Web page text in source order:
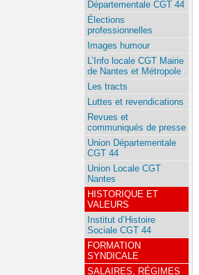
Départementale CGT 44
Élections
professionnelles
Images humour
L’Info locale CGT Mairie
de Nantes et Métropole
Les tracts
Luttes et revendications
Revues et
communiqués de presse
Union Départementale
CGT 44
Union Locale CGT
Nantes
HISTORIQUE ET
VALEURS
Institut d’Histoire
Sociale CGT 44
FORMATION
SYNDICALE
SALAIRES, RÉGIMES